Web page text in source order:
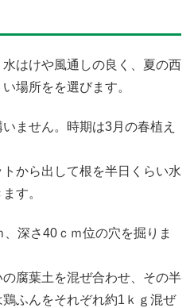
はけや風通しの良く、夏の西
場所をを選びます。
ません。時期は3月の春植え
から出して根を半日くらい水
す。
深さ40ｃｍ位の穴を掘りま
腐葉土を混ぜ合わせ、その半
ふんをそれぞれ約1ｋｇ混ぜ